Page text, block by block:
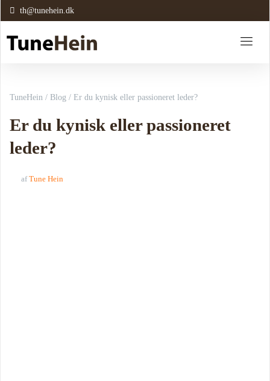
th@tunehein.dk
TuneHein / Blog / Er du kynisk eller passioneret leder?
Er du kynisk eller passioneret
leder?
af Tune Hein